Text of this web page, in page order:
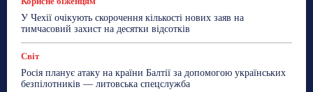
У Чехії очікують скорочення кількості нових заяв на
тимчасовий захист на десятки відсотків
Світ
Росія планує атаку на країни Балтії за допомогою українських
безпілотників — литовська спецслужба